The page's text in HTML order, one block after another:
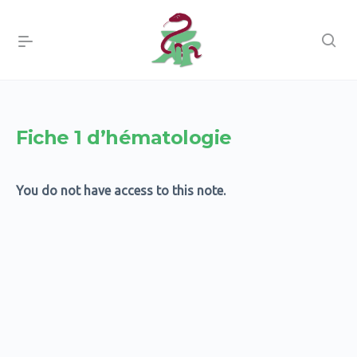
Fiche 1 d’hématologie
You do not have access to this note.